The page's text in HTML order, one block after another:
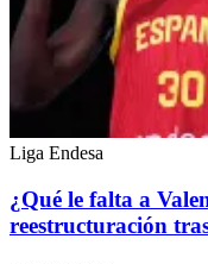
Liga Endesa
¿Qué le falta a
reestructuración